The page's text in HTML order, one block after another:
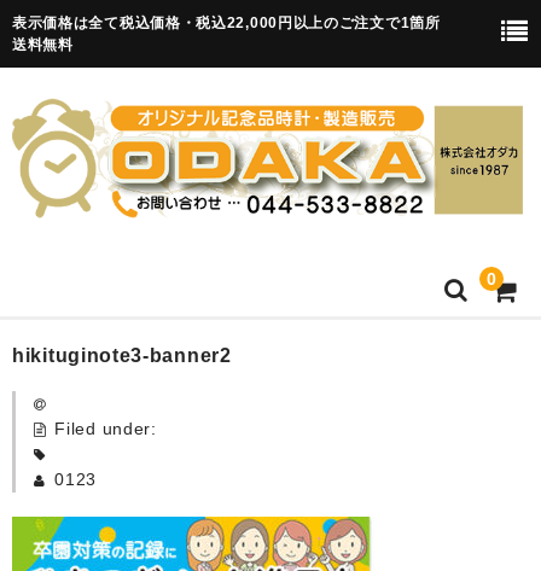
表示価格は全て税込価格・税込22,000円以上のご注文で1箇所
送料無料
0
HOME
卒園記念品
カード付フォトフレームクロック(集合)
hikituginote3-banner2
Filed under:
0123